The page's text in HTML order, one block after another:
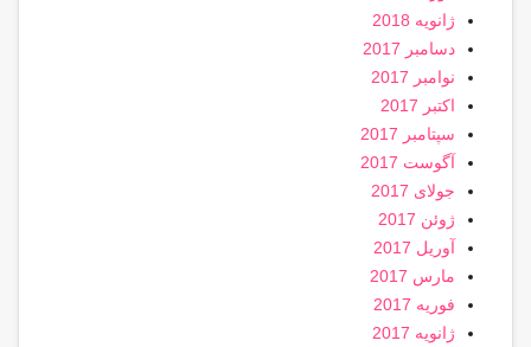
ژانویه 2018
دسامبر 2017
نوامبر 2017
اکتبر 2017
سپتامبر 2017
آگوست 2017
جولای 2017
ژوئن 2017
آوریل 2017
مارس 2017
فوریه 2017
ژانویه 2017